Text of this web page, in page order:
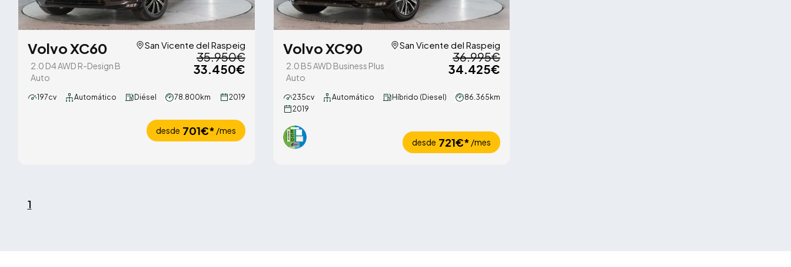
Volvo XC60
2.0 D4 AWD R-Design B
Auto
San Vicente del Raspeig
35.950€
33.450€
197cv Automático Diésel 78.800km 2019
desde 701€* /mes
Volvo XC90
2.0 B5 AWD Business Plus
Auto
San Vicente del Raspeig
36.995€
34.425€
235cv Automático Híbrido (Diesel)
86.365km
2019
desde 721€* /mes
1